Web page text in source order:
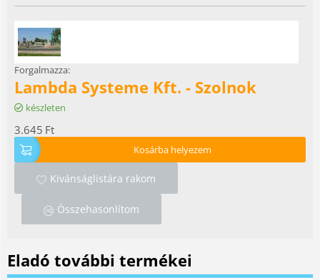
Forgalmazza:
Lambda Systeme Kft. - Szolnok
készleten
3.645 Ft
Kosárba helyezem
Kivánságlistára rakom
Összehasonlítom
Eladó további termékei